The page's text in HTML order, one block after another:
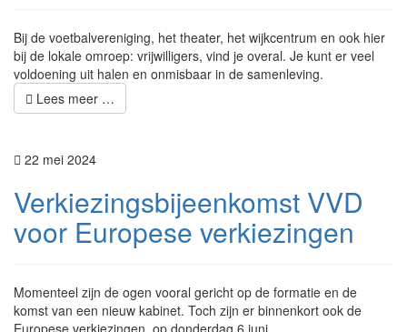
Bij de voetbalvereniging, het theater, het wijkcentrum en ook hier
bij de lokale omroep: vrijwilligers, vind je overal. Je kunt er veel
voldoening uit halen en onmisbaar in de samenleving.
Lees meer …
22 mei 2024
Verkiezingsbijeenkomst VVD
voor Europese verkiezingen
Momenteel zijn de ogen vooral gericht op de formatie en de
komst van een nieuw kabinet. Toch zijn er binnenkort ook de
Europese verkiezingen, op donderdag 6 juni.